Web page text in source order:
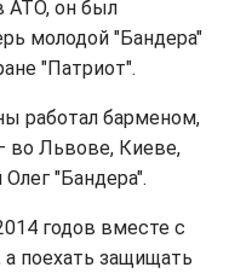
АТО, он был
молодой "Бандера"
"Патриот".
работал барменом,
во Львове, Киеве,
"Бандера".
годов вместе с
поехать защищать